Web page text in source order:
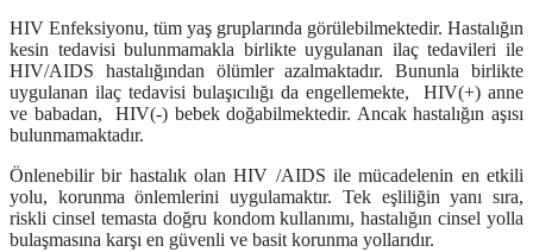
HIV Enfeksiyonu, tüm yaş gruplarında görülebilmektedir. Hastalığın
kesin tedavisi bulunmamakla birlikte uygulanan ilaç tedavileri ile
HIV/AIDS hastalığından ölümler azalmaktadır. Bununla birlikte
uygulanan ilaç tedavisi bulaşıcılığı da engellemekte, HIV(+) anne
ve babadan, HIV(-) bebek doğabilmektedir. Ancak hastalığın aşısı
bulunmamaktadır.
Önlenebilir bir hastalık olan HIV /AIDS ile mücadelenin en etkili
yolu, korunma önlemlerini uygulamaktır. Tek eşliliğin yanı sıra,
riskli cinsel temasta doğru kondom kullanımı, hastalığın cinsel yolla
bulaşmasına karşı en güvenli ve basit korunma yollarıdır.